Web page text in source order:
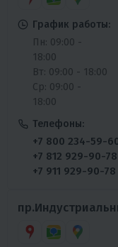
График работы:
Пн: 09:00 -
18:00
Вт: 09:00 - 18:00
Ср: 09:00 -
18:00
Телефоны:
+7 800 234-59-
+7 812 929-90-78
+7 911 929-90-78